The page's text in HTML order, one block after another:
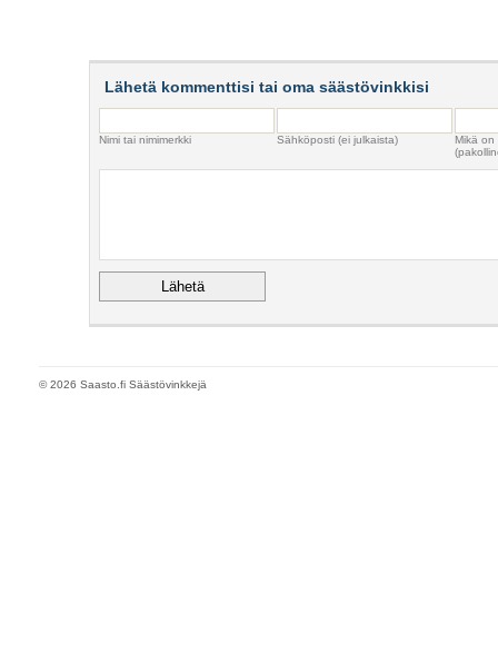
Lähetä kommenttisi tai oma säästövinkkisi
Nimi tai nimimerkki Sähköposti (ei julkaista)
Mikä
© 2026 Saasto.fi Säästövinkkejä